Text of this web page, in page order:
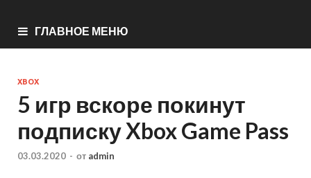
ГЛАВНОЕ МЕНЮ
XBOX
5 игр вскоре покинут
подписку Xbox Game Pass
03.03.2020 - от admin